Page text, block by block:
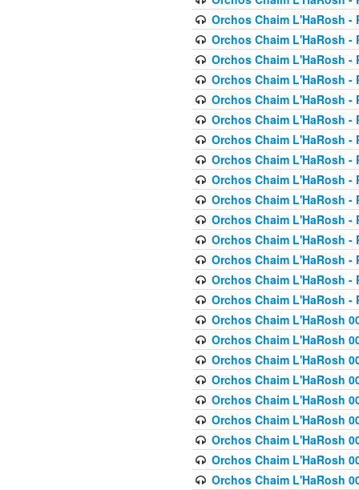
Orchos Chaim L'HaRosh -
Orchos Chaim L'HaRosh -
Orchos Chaim L'HaRosh -
Orchos Chaim L'HaRosh -
Orchos Chaim L'HaRosh -
Orchos Chaim L'HaRosh -
Orchos Chaim L'HaRosh -
Orchos Chaim L'HaRosh -
Orchos Chaim L'HaRosh -
Orchos Chaim L'HaRosh -
Orchos Chaim L'HaRosh -
Orchos Chaim L'HaRosh -
Orchos Chaim L'HaRosh -
Orchos Chaim L'HaRosh -
Orchos Chaim L'HaRosh -
Orchos Chaim L'HaRosh
Orchos Chaim L'HaRosh
Orchos Chaim L'HaRosh
Orchos Chaim L'HaRosh
Orchos Chaim L'HaRosh
Orchos Chaim L'HaRosh
Orchos Chaim L'HaRosh
Orchos Chaim L'HaRosh
Orchos Chaim L'HaRosh